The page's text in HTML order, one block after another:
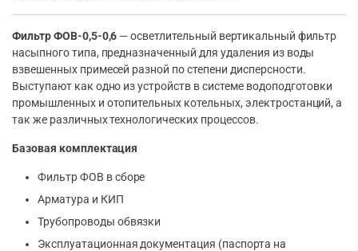
Фильтр ФОВ-0,5-0,6 — осветлительный вертикальный фильтр
насыпного типа, предназначенный для удаления из воды
взвешенных примесей разной по степени дисперсности.
Выступают как одно из устройств в системе водоподготовки
промышленных и отопительных котельных, электростанций, а
так же различных технологических процессов.
Базовая комплектация
Фильтр ФОВ в сборе
Арматура и КИП
Трубопроводы обвязки
Эксплуатационная документация (паспорта на